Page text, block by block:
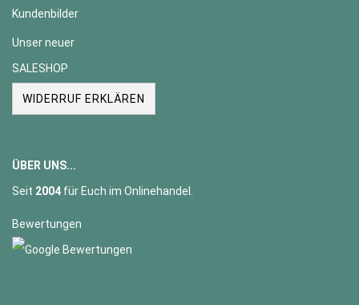
Kundenbilder
Unser neuer
SALESHOP
WIDERRUF ERKLÄREN
ÜBER UNS...
Seit 2004 für Euch im Onlinehandel.
Bewertungen